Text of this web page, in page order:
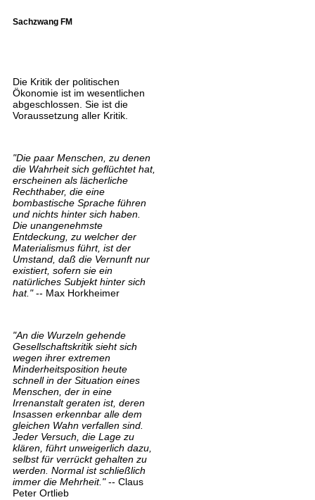
Sachzwang FM
Die Kritik der politischen
Ökonomie ist im wesentlichen
abgeschlossen. Sie ist die
Voraussetzung aller Kritik.
"Die paar Menschen, zu denen
die Wahrheit sich geflüchtet hat,
erscheinen als lächerliche
Rechthaber, die eine
bombastische Sprache führen
und nichts hinter sich haben.
Die unangenehmste
Entdeckung, zu welcher der
Materialismus führt, ist der
Umstand, daß die Vernunft nur
existiert, sofern sie ein
natürliches Subjekt hinter sich
hat."-- Max Horkheimer
"An die Wurzeln gehende
Gesellschaftskritik sieht sich
wegen ihrer extremen
Minderheitsposition heute
schnell in der Situation eines
Menschen, der in eine
Irrenanstalt geraten ist, deren
Insassen erkennbar alle dem
gleichen Wahn verfallen sind.
Jeder Versuch, die Lage zu
klären, führt unweigerlich dazu,
selbst für verrückt gehalten zu
werden. Normal ist schließlich
immer die Mehrheit."-- Claus
Peter Ortlieb